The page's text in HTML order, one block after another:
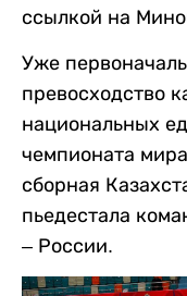
ссылкой на
Уже
превосходство
национальных
чемпионата
сборная
пьедестала
– России.